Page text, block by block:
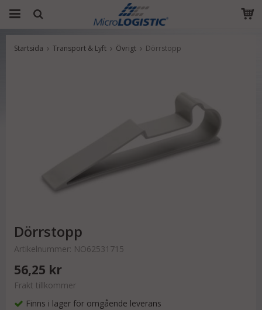
Produkten har blivit tillagd i varukorgen
Startsida Transport & Lyft Övrigt Dörrstopp
Dörrstopp
Artikelnummer: NO62531715
56,25 kr
Frakt tillkommer
Finns i lager för omgående leverans